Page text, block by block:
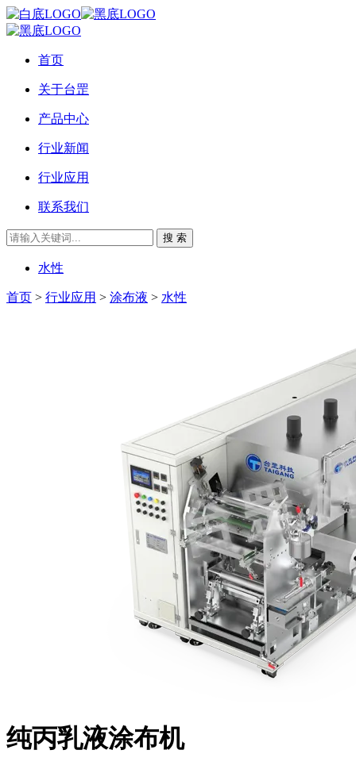
首页
关于台罡
产品中心
行业新闻
行业应用
联系我们
搜 索
水性
首页 > 行业应用 > 涂布液 > 水性
纯丙乳液涂布机